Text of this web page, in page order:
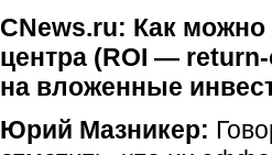
CNews.ru: Как
центра (ROI —
на вложенные
Юрий Мазникер: